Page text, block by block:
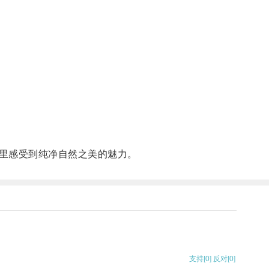
受到纯净自然之美的魅力。
支持[0] 反对[0]